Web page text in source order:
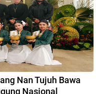
Nan Tujuh Bawa
Nasional